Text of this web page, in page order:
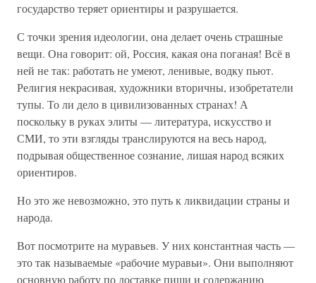
государство теряет ориентиры и разрушается.
С точки зрения идеологии, она делает очень страшные
вещи. Она говорит: ой, Россия, какая она поганая! Всё в
ней не так: работать не умеют, ленивые, водку пьют.
Религия некрасивая, художники вторичны, изобретатели
тупы. То ли дело в цивилизованных странах! А
поскольку в руках элиты — литература, искусство и
СМИ, то эти взгляды транслируются на весь народ,
подрывая общественное сознание, лишая народ всяких
ориентиров.
Но это же невозможно, это путь к ликвидации страны и
народа.
Вот посмотрите на муравьев. У них константная часть —
это так называемые «рабочие муравьи». Они выполняют
основную работу по доставке пищи и содержанию